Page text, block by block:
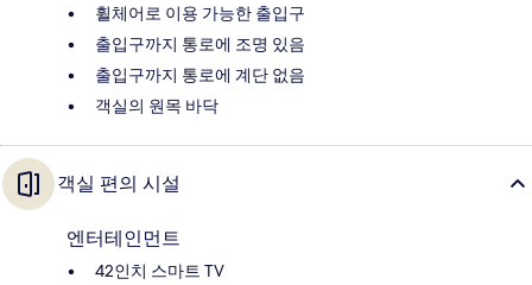
휠체어로 이용 가능한 출입구
출입구까지 통로에 조명 있음
출입구까지 통로에 계단 없음
객실의 원목 바닥
객실 편의 시설
엔터테인먼트
42인치 스마트 TV